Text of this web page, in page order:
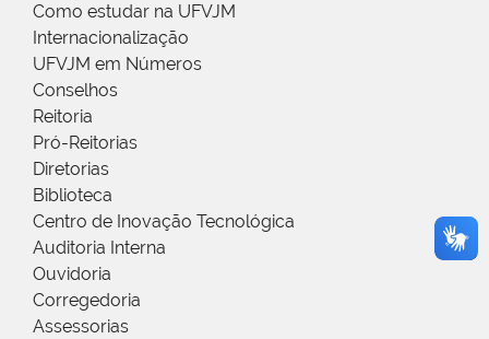
Como estudar na UFVJM
Internacionalização
UFVJM em Números
Conselhos
Reitoria
Pró-Reitorias
Diretorias
Biblioteca
Centro de Inovação Tecnológica
Auditoria Interna
Ouvidoria
Corregedoria
Assessorias